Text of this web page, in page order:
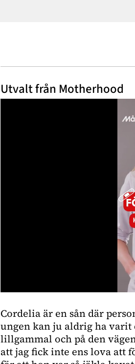
Utvalt från Motherhood
of
1
minute,
18
secondsVolume
0%
Cordelia är en sån där
ungen kan ju aldrig ha varit
lillgammal och på den
att jag fick inte ens lova att